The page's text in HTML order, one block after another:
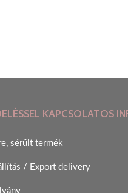
KAPCSOLATOS
sérült termék
/ Export delivery